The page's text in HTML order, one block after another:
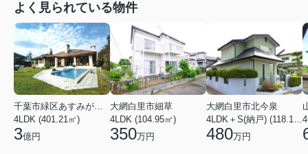
よく見られている物件
千葉市緑区あすみが丘６丁目
4LDK (401.21㎡)
3億円
大網白里市細草
4LDK (104.95㎡)
350万円
大網白里市北今泉
4LDK＋S(納戸) (118.13㎡)
480万円